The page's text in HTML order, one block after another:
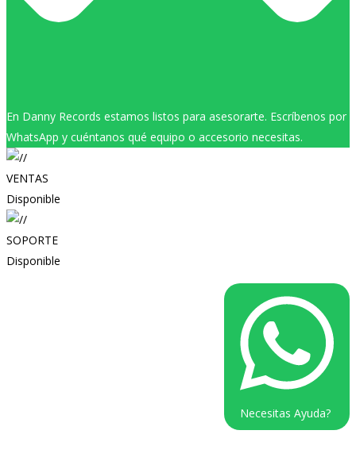
En Danny Records estamos listos para asesorarte. Escríbenos por
WhatsApp y cuéntanos qué equipo o accesorio necesitas.
VENTAS
Disponible
SOPORTE
Disponible
Necesitas Ayuda?